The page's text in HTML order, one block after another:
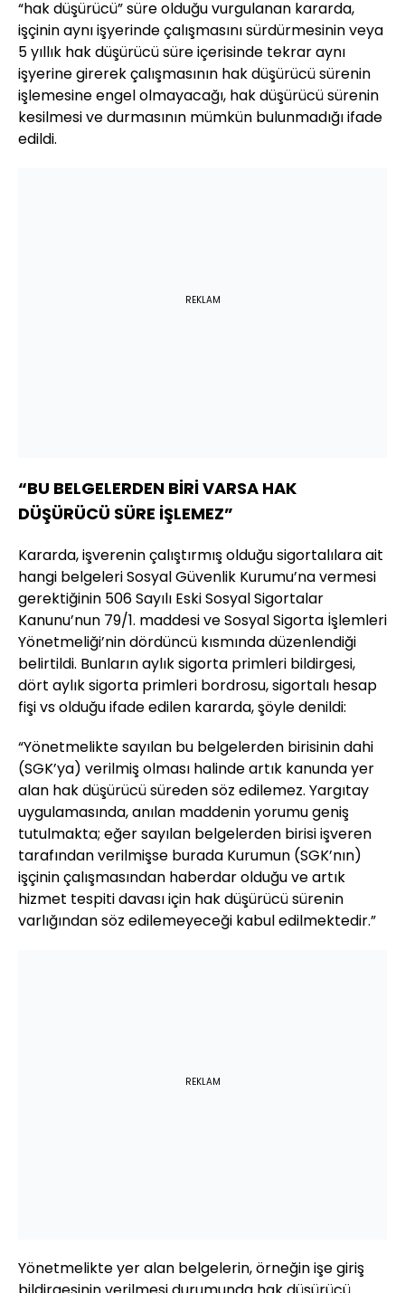
“hak düşürücü” süre olduğu vurgulanan kararda,
işçinin aynı işyerinde çalışmasını sürdürmesinin veya
5 yıllık hak düşürücü süre içerisinde tekrar aynı
işyerine girerek çalışmasının hak düşürücü sürenin
işlemesine engel olmayacağı, hak düşürücü sürenin
kesilmesi ve durmasının mümkün bulunmadığı ifade
edildi.
REKLAM
“BU BELGELERDEN BİRİ VARSA HAK
DÜŞÜRÜCÜ SÜRE İŞLEMEZ”
Kararda, işverenin çalıştırmış olduğu sigortalılara ait
hangi belgeleri Sosyal Güvenlik Kurumu’na vermesi
gerektiğinin 506 Sayılı Eski Sosyal Sigortalar
Kanunu’nun 79/1. maddesi ve Sosyal Sigorta İşlemleri
Yönetmeliği’nin dördüncü kısmında düzenlendiği
belirtildi. Bunların aylık sigorta primleri bildirgesi,
dört aylık sigorta primleri bordrosu, sigortalı hesap
fişi vs olduğu ifade edilen kararda, şöyle denildi:
“Yönetmelikte sayılan bu belgelerden birisinin dahi
(SGK’ya) verilmiş olması halinde artık kanunda yer
alan hak düşürücü süreden söz edilemez. Yargıtay
uygulamasında, anılan maddenin yorumu geniş
tutulmakta; eğer sayılan belgelerden birisi işveren
tarafından verilmişse burada Kurumun (SGK’nın)
işçinin çalışmasından haberdar olduğu ve artık
hizmet tespiti davası için hak düşürücü sürenin
varlığından söz edilemeyeceği kabul edilmektedir.”
REKLAM
Yönetmelikte yer alan belgelerin, örneğin işe giriş